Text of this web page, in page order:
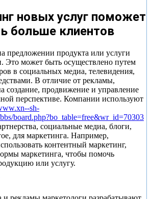
новых услуг поможет
больше клиентов
предложении продукта или услуги
Это может быть осуществлено путем
в социальных медиа, телевидения,
В отличие от рекламы,
создание, продвижение и управление
перспективе. Компании используют
sh-
board.php?bo_table=free&wr_id=70303
социальные медиа, блоги,
для маркетинга. Например,
контентный маркетинг,
маркетинга, чтобы помочь
или услугу.